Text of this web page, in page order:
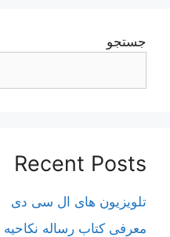
جستجو
Recent Posts
تلویزیون های ال سی دی
معرفی کتاب رساله نکاحیه